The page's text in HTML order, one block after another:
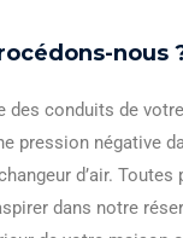
nous
des conduits de votre
pression négative
d’air.
dans notre